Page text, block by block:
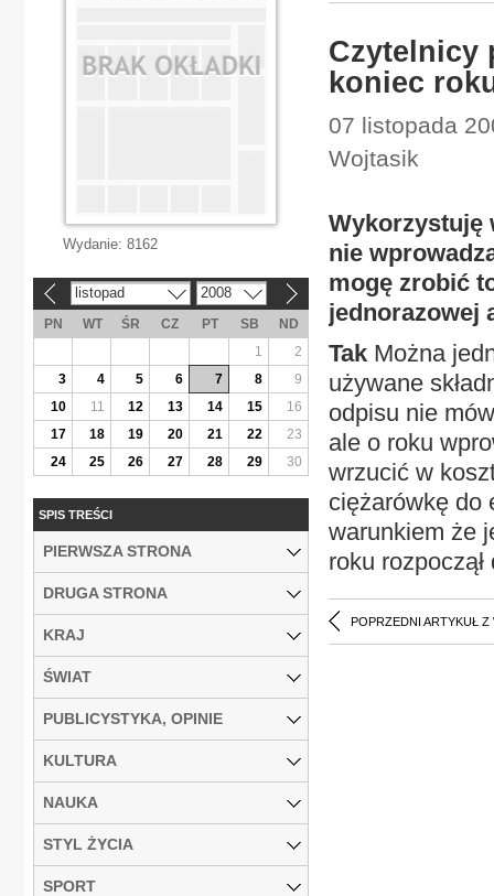
Czytelnicy
koniec
07 listopada
Wojtasik
Wykorzystuję
nie
mogę zrobić
jednorazowej
Tak Można
używane
odpisu nie
ale o roku
wrzucić w
ciężarówkę do
warunkiem że
roku rozpoczął
POPRZEDNI ARTYKUŁ Z
Wydanie: 8162
listopad 2008
PN WT ŚR CZ PT SB
ND
1
2
3
4 5 6 7 8
9
10
11 12 13 14 15
16
17
18 19 20 21 22
23
24
25 26 27 28 29 30
SPIS TREŚCI
PIERWSZA STRONA
DRUGA STRONA
KRAJ
ŚWIAT
PUBLICYSTYKA, OPINIE
KULTURA
NAUKA
STYL ŻYCIA
SPORT